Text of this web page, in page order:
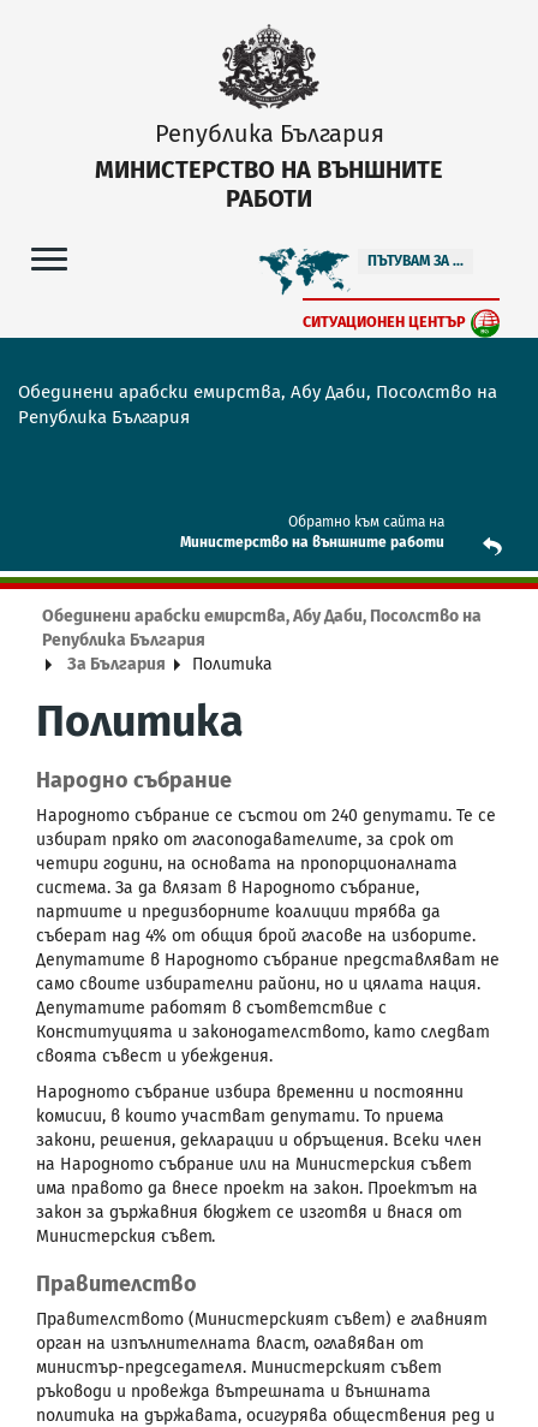
Република България
МИНИСТЕРСТВО НА ВЪНШНИТЕ
РАБОТИ
ПЪТУВАМ ЗА ...
СИТУАЦИОНЕН ЦЕНТЪР
Обединени арабски емирства, Абу Даби, Посолство на
Република България
Обратно към сайта на
Mинистерство на външните работи
Обединени арабски емирства, Абу Даби, Посолство на
Република България
За България
Политика
Политика
Народно събрание
Народното събрание се състои от 240 депутати. Те се
избират пряко от гласоподавателите, за срок от
четири години, на основата на пропорционалната
система. За да влязат в Народното събрание,
партиите и предизборните коалиции трябва да
съберат над 4% от общия брой гласове на изборите.
Депутатите в Народното събрание представляват не
само своите избирателни райони, но и цялата нация.
Депутатите работят в съответствие с
Конституцията и законодателството, като следват
своята съвест и убеждения.
Народното събрание избира временни и постоянни
комисии, в които участват депутати. То приема
закони, решения, декларации и обръщения. Всеки член
на Народното събрание или на Министерския съвет
има правото да внесе проект на закон. Проектът на
закон за държавния бюджет се изготвя и внася от
Министерския съвет.
Правителство
Правителството (Министерският съвет) е главният
орган на изпълнителната власт, оглавяван от
министър-председателя. Министерският съвет
ръководи и провежда вътрешната и външната
политика на държавата, осигурява обществения ред и